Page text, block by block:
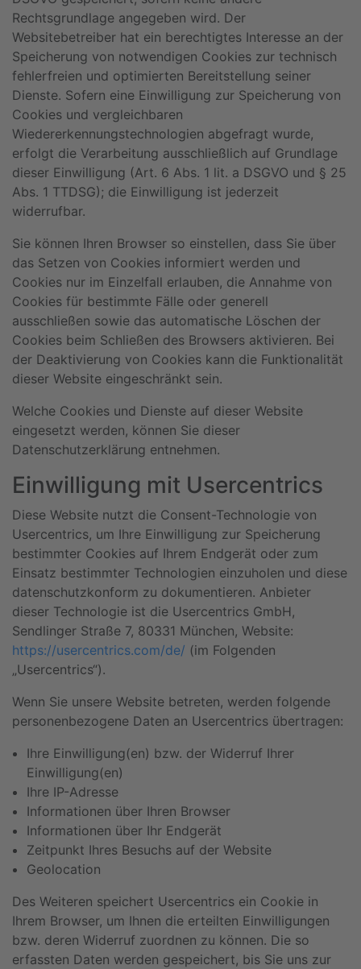
Rechtsgrundlage angegeben wird. Der
Websitebetreiber hat ein berechtigtes Interesse an der
Speicherung von notwendigen Cookies zur technisch
fehlerfreien und optimierten Bereitstellung seiner
Dienste. Sofern eine Einwilligung zur Speicherung von
Cookies und vergleichbaren
Wiedererkennungstechnologien abgefragt wurde,
erfolgt die Verarbeitung ausschließlich auf Grundlage
dieser Einwilligung (Art. 6 Abs. 1 lit. a DSGVO und § 25
Abs. 1 TTDSG); die Einwilligung ist jederzeit
widerrufbar.
Sie können Ihren Browser so einstellen, dass Sie über
das Setzen von Cookies informiert werden und
Cookies nur im Einzelfall erlauben, die Annahme von
Cookies für bestimmte Fälle oder generell
ausschließen sowie das automatische Löschen der
Cookies beim Schließen des Browsers aktivieren. Bei
der Deaktivierung von Cookies kann die Funktionalität
dieser Website eingeschränkt sein.
Welche Cookies und Dienste auf dieser Website
eingesetzt werden, können Sie dieser
Datenschutzerklärung entnehmen.
Einwilligung mit Usercentrics
Diese Website nutzt die Consent-Technologie von
Usercentrics, um Ihre Einwilligung zur Speicherung
bestimmter Cookies auf Ihrem Endgerät oder zum
Einsatz bestimmter Technologien einzuholen und diese
datenschutzkonform zu dokumentieren. Anbieter
dieser Technologie ist die Usercentrics GmbH,
Sendlinger Straße 7, 80331 München, Website:
https://usercentrics.com/de/ (im Folgenden
„Usercentrics“).
Wenn Sie unsere Website betreten, werden folgende
personenbezogene Daten an Usercentrics übertragen:
Ihre Einwilligung(en) bzw. der Widerruf Ihrer
Einwilligung(en)
Ihre IP-Adresse
Informationen über Ihren Browser
Informationen über Ihr Endgerät
Zeitpunkt Ihres Besuchs auf der Website
Geolocation
Des Weiteren speichert Usercentrics ein Cookie in
Ihrem Browser, um Ihnen die erteilten Einwilligungen
bzw. deren Widerruf zuordnen zu können. Die so
erfassten Daten werden gespeichert, bis Sie uns zur